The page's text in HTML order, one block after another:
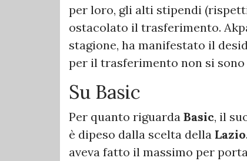
per loro, gli alti stipendi
ostacolato il trasferimento.
stagione, ha manifestato il
per il trasferimento non si
Su Basic
Per quanto riguarda Basic, il
è dipeso dalla scelta della Lazio
aveva fatto il massimo per